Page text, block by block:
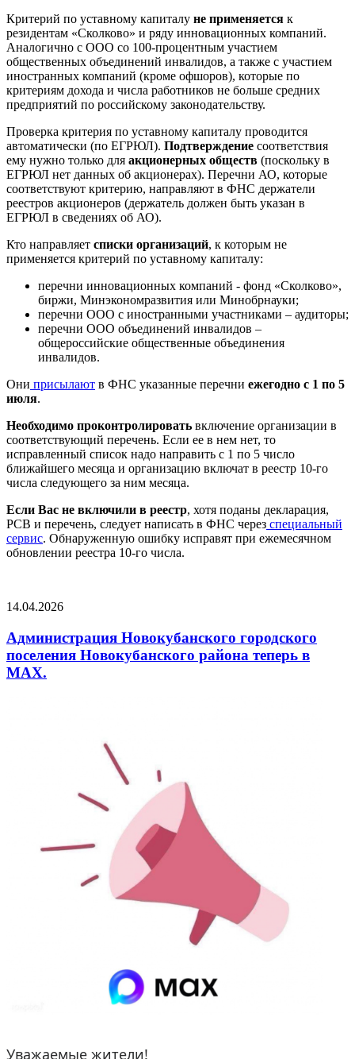
Критерий по уставному капиталу не применяется к
резидентам «Сколково» и ряду инновационных компаний.
Аналогично с ООО со 100-процентным участием
общественных объединений инвалидов, а также с участием
иностранных компаний (кроме офшоров), которые по
критериям дохода и числа работников не больше средних
предприятий по российскому законодательству.
Проверка критерия по уставному капиталу проводится
автоматически (по ЕГРЮЛ). Подтверждение соответствия
ему нужно только для акционерных обществ (поскольку в
ЕГРЮЛ нет данных об акционерах). Перечни АО, которые
соответствуют критерию, направляют в ФНС держатели
реестров акционеров (держатель должен быть указан в
ЕГРЮЛ в сведениях об АО).
Кто направляет списки организаций, к которым не
применяется критерий по уставному капиталу:
перечни инновационных компаний - фонд «Сколково»,
биржи, Минэкономразвития или Минобрнауки;
перечни ООО с иностранными участниками – аудиторы;
перечни ООО объединений инвалидов –
общероссийские общественные объединения
инвалидов.
Они присылают в ФНС указанные перечни ежегодно с 1 по 5
июля.
Необходимо проконтролировать включение организации в
соответствующий перечень. Если ее в нем нет, то
исправленный список надо направить с 1 по 5 число
ближайшего месяца и организацию включат в реестр 10-го
числа следующего за ним месяца.
Если Вас не включили в реестр, хотя поданы декларация,
РСВ и перечень, следует написать в ФНС через специальный
сервис. Обнаруженную ошибку исправят при ежемесячном
обновлении реестра 10-го числа.
14.04.2026
Администрация Новокубанского городского
поселения Новокубанского района теперь в
МАХ.
Уважаемые жители!